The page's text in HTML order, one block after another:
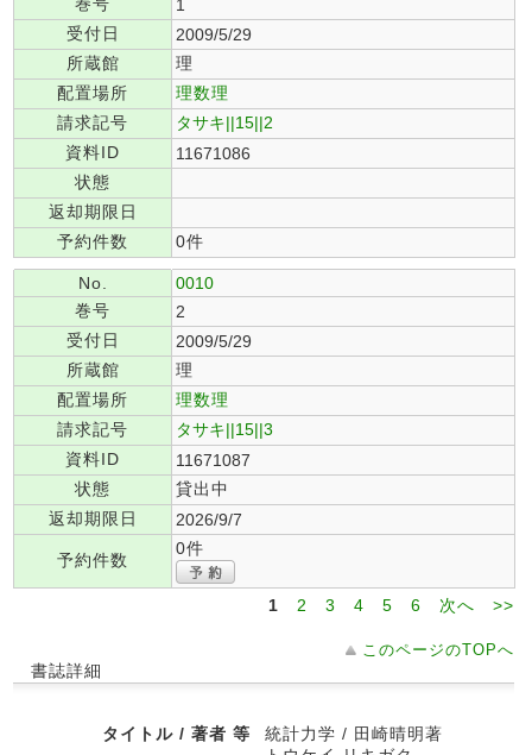
1
受付日
2009/5/29
所蔵館
理
配置場所
理数理
請求記号
タサキ||15||2
資料ID
11671086
状態
返却期限日
予約件数
0件
No.
0010
巻号
2
受付日
2009/5/29
所蔵館
理
配置場所
理数理
請求記号
タサキ||15||3
資料ID
11671087
状態
貸出中
返却期限日
2026/9/7
予約件数
0件
1 2 3 4 5 6 次へ >>
このページのTOPへ
書誌詳細
タイトル / 著者 等
統計力学 / 田崎晴明著